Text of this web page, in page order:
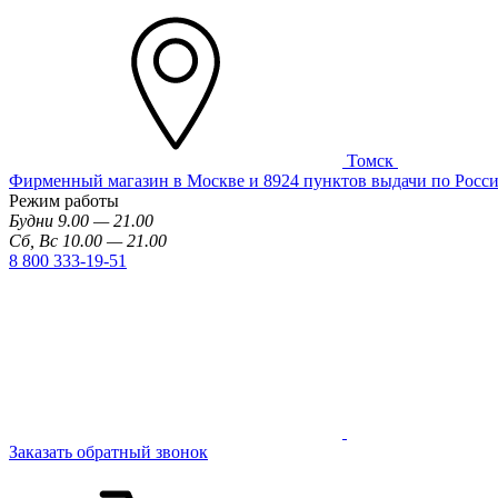
Томск
Фирменный магазин в Москве и 8924 пунктов выдачи по
Режим работы
Будни 9.00 — 21.00
Сб, Вс 10.00 — 21.00
8 800 333-19-51
Заказать обратный звонок